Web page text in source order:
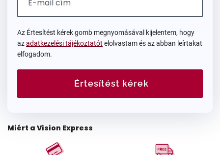
Az Értesítést kérek gomb megnyomásával kijelentem, hogy
azadatkezelési tájékoztatót elolvastam és az abban leírtakat
elfogadom.
Értesítést kérek
Miért a Vision Express